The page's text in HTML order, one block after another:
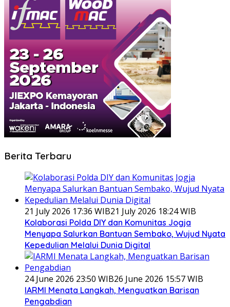
Berita Terbaru
21 July 2026 17:36 WIB21 July 2026 18:24 WIB
Kolaborasi Polda DIY dan Komunitas Jogja
Menyapa Salurkan Bantuan Sembako, Wujud Nyata
Kepedulian Melalui Dunia Digital
24 June 2026 23:50 WIB26 June 2026 15:57 WIB
IARMI Menata Langkah, Menguatkan Barisan
Pengabdian